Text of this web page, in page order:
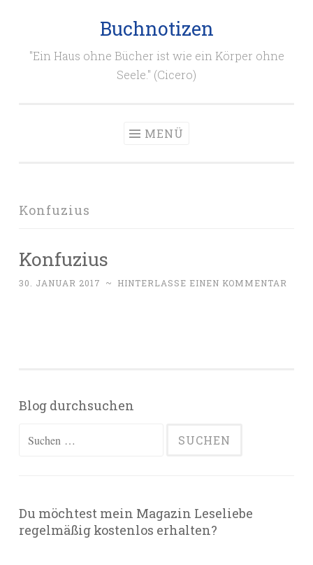
Buchnotizen
"Ein Haus ohne Bücher ist wie ein Körper ohne
Seele." (Cicero)
MENÜ
Konfuzius
Konfuzius
30. JANUAR 2017 ~ HINTERLASSE EINEN KOMMENTAR
Blog durchsuchen
Suchen
Du möchtest mein Magazin Leseliebe
regelmäßig kostenlos erhalten?